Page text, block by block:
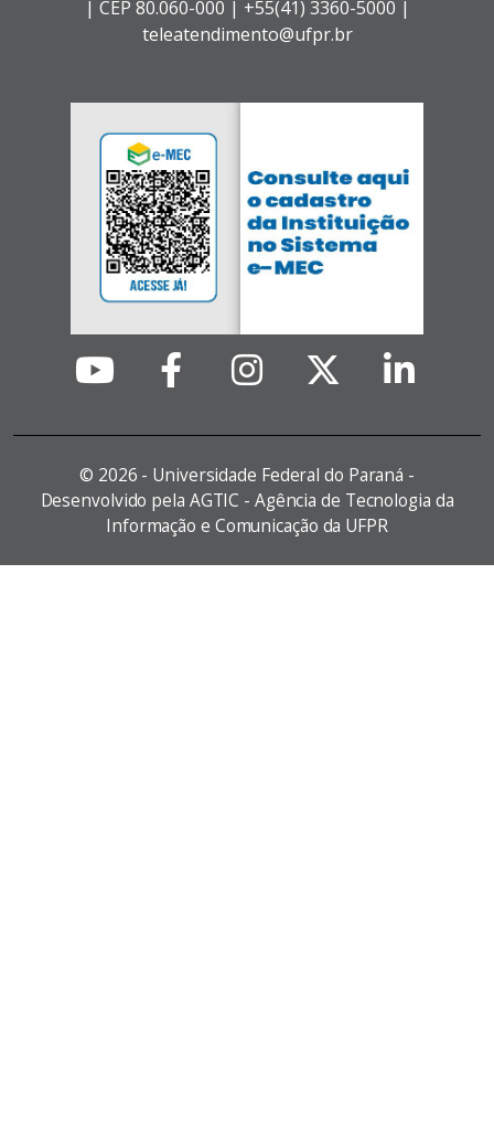
| CEP 80.060-000 | +55(41) 3360-5000 |
teleatendimento@ufpr.br
© 2026 - Universidade Federal do Paraná -
Desenvolvido pela AGTIC - Agência de Tecnologia da
Informação e Comunicação da UFPR